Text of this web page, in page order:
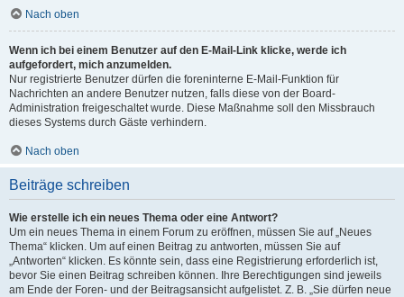
Nach oben
Wenn ich bei einem Benutzer auf den E-Mail-Link klicke, werde ich
aufgefordert, mich anzumelden.
Nur registrierte Benutzer dürfen die foreninterne E-Mail-Funktion für
Nachrichten an andere Benutzer nutzen, falls diese von der Board-
Administration freigeschaltet wurde. Diese Maßnahme soll den Missbrauch
dieses Systems durch Gäste verhindern.
Nach oben
Beiträge schreiben
Wie erstelle ich ein neues Thema oder eine Antwort?
Um ein neues Thema in einem Forum zu eröffnen, müssen Sie auf „Neues
Thema“ klicken. Um auf einen Beitrag zu antworten, müssen Sie auf
„Antworten“ klicken. Es könnte sein, dass eine Registrierung erforderlich ist,
bevor Sie einen Beitrag schreiben können. Ihre Berechtigungen sind jeweils
am Ende der Foren- und der Beitragsansicht aufgelistet. Z. B. „Sie dürfen neue